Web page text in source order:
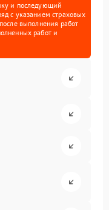
и последующий
с указанием страховых
выполнения работ
работ и